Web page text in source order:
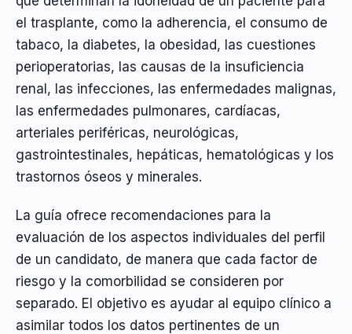
el trasplante, como la adherencia, el consumo de
tabaco, la diabetes, la obesidad, las cuestiones
perioperatorias, las causas de la insuficiencia
renal, las infecciones, las enfermedades malignas,
las enfermedades pulmonares, cardíacas,
arteriales periféricas, neurológicas,
gastrointestinales, hepáticas, hematológicas y los
trastornos óseos y minerales.
La guía ofrece recomendaciones para la
evaluación de los aspectos individuales del perfil
de un candidato, de manera que cada factor de
riesgo y la comorbilidad se consideren por
separado. El objetivo es ayudar al equipo clínico a
asimilar todos los datos pertinentes de un